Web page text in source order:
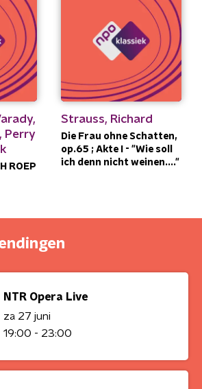
Perry
ROEP
Strauss, Richard
Die Frau ohne Schatten,
op.65 ; Akte I - "Wie soll
ich denn nicht weinen...."
NTR Opera Live
za 27 juni
19:00 - 23:00